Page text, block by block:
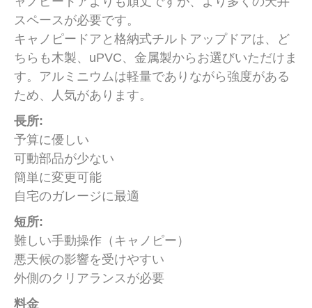
スペースが必要です。
キャノピードアと格納式チルトアップドアは、ど
ちらも木製、uPVC、金属製からお選びいただけま
す。アルミニウムは軽量でありながら強度がある
ため、人気があります。
長所:
予算に優しい
可動部品が少ない
簡単に変更可能
自宅のガレージに最適
短所:
難しい手動操作（キャノピー）
悪天候の影響を受けやすい
外側のクリアランスが必要
料金